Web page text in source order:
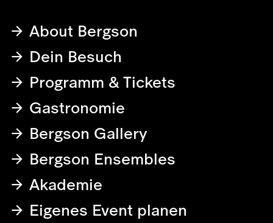
About Bergson
Dein Besuch
Programm & Tickets
Gastronomie
Bergson Gallery
Bergson Ensembles
Akademie
Eigenes Event planen